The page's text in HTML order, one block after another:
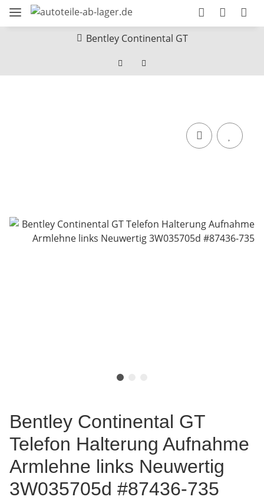
Bentley Continental GT
Bentley Continental GT
Telefon Halterung Aufnahme
Armlehne links Neuwertig
3W035705d #87436-735